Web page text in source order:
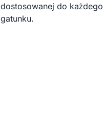
dostosowanej do każdego
gatunku.